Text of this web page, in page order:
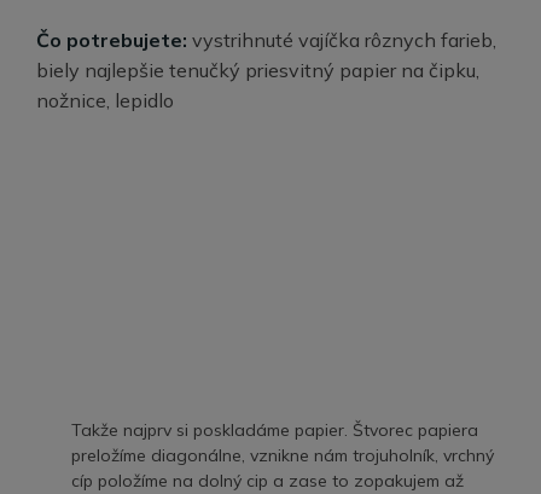
Čo potrebujete: vystrihnuté vajíčka rôznych farieb,
biely najlepšie tenučký priesvitný papier na čipku,
nožnice, lepidlo
Takže najprv si poskladáme papier. Štvorec papiera
preložíme diagonálne, vznikne nám trojuholník, vrchný
cíp položíme na dolný cip a zase to zopakujem až